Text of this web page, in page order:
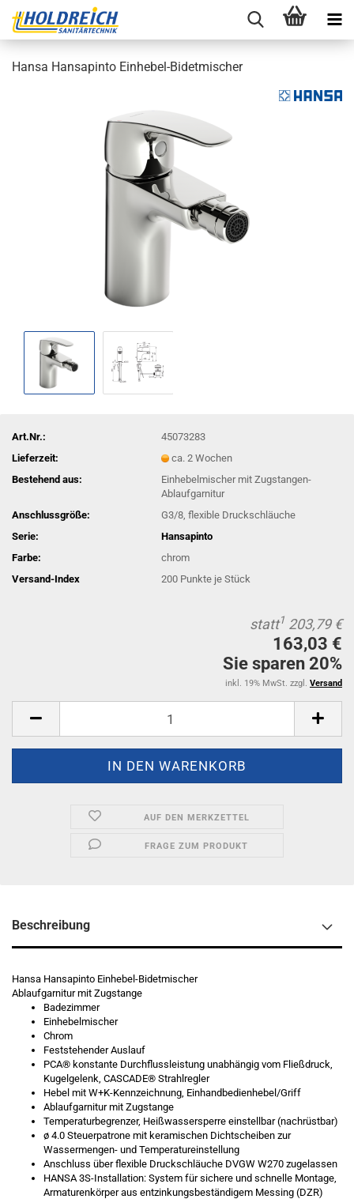
Hansa Han­s­a­pin­to Einhebel-​Bidetmischer
Art.Nr.:
45073283
Lieferzeit:
ca. 2 Wochen
Bestehend aus:
Einhebelmischer mit Zugstangen-
Ablaufgarnitur
Anschlussgröße:
G3/8, flexible Druckschläuche
Serie:
Hansapinto
Farbe:
chrom
Versand-Index
200 Punkte je Stück
statt1 203,79 €
163,03 €
Sie sparen 20%
inkl. 19% MwSt. zzgl. Versand
AUF DEN MERKZETTEL
FRAGE ZUM PRODUKT
Beschreibung
Hansa Hansapinto Einhebel-Bidetmischer
Ablaufgarnitur mit Zugstange
Badezimmer
Einhebelmischer
Chrom
Feststehender Auslauf
PCA® konstante Durchflussleistung unabhängig vom Fließdruck,
Kugelgelenk, CASCADE® Strahlregler
Hebel mit W+K-Kennzeichnung, Einhandbedienhebel/Griff
Ablaufgarnitur mit Zugstange
Temperaturbegrenzer, Heißwassersperre einstellbar (nachrüstbar)
ø 4.0 Steuerpatrone mit keramischen Dichtscheiben zur
Wassermengen- und Temperatureinstellung
Anschluss über flexible Druckschläuche DVGW W270 zugelassen
HANSA 3S-Installation: System für sichere und schnelle Montage,
Armaturenkörper aus entzinkungsbeständigem Messing (DZR)